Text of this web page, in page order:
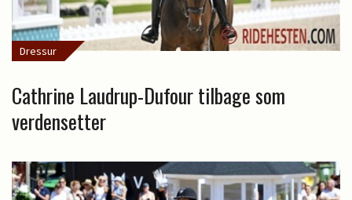
Dressur
Cathrine Laudrup-Dufour tilbage som
verdensetter